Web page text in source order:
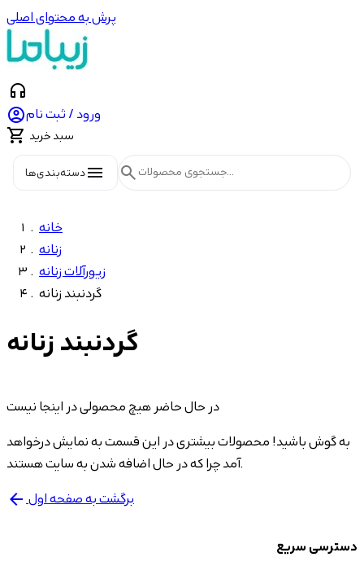
پرش به محتوای اصلی
headphones
ورود / ثبت نام
 سبد خرید
menuدسته‌بندی‌ها search
خانه
زنانه
زیورآلات زنانه
گردنبند زنانه
گردنبند زنانه
در حال حاضر هیچ محصولی در اینجا نیست
به گوش باشید! محصولات بیشتری در این قسمت به نمایش درخواهد
آمد چرا که در حال اضافه شدن به سایت هستند.
arrow_back برگشت به صفحه اول
دسترسی سریع